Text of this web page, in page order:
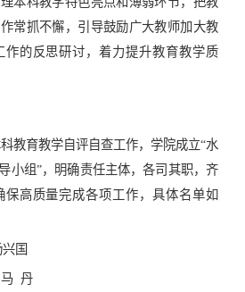
常抓不懈，引导鼓励广大教师加大教
作的反思研讨，着力提升教育教学质
教育教学自评自查工作，学院成立“水
小组”，明确责任主体，各司其职，齐
高质量完成各项工作，具体名单如
国
丹